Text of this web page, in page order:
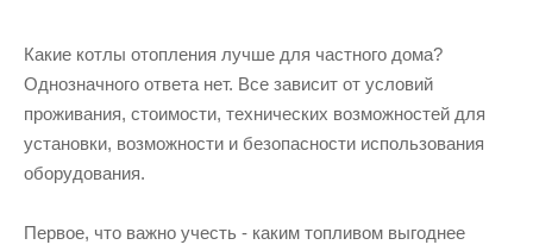
Какие котлы отопления лучше для частного дома?
Однозначного ответа нет. Все зависит от условий
проживания, стоимости, технических возможностей для
установки, возможности и безопасности использования
оборудования.
Первое, что важно учесть - каким топливом выгоднее